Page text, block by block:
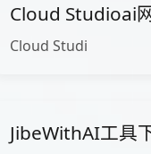
Cloud Studioai
Cloud Studi
JibeWithAI工具